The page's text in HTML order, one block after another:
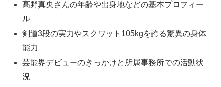
髙野真央さんの年齢や出身地などの基本プロフィー
ル
剣道3段の実力やスクワット105kgを誇る驚異の身体
能力
芸能界デビューのきっかけと所属事務所での活動状
況